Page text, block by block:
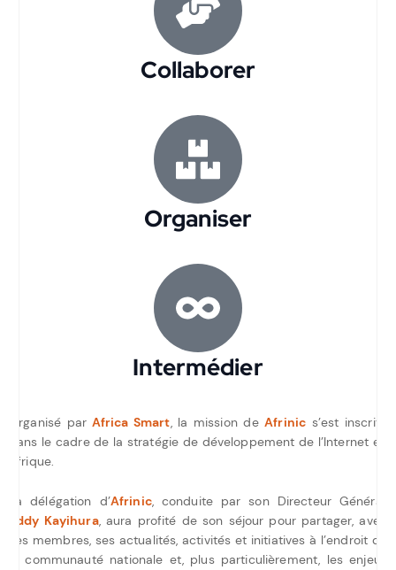
Collaborer
Organiser
Intermédier
Organisé par Africa Smart, la mission deAfrinic s’est inscrite
dans le cadre de la stratégie de développement de l’Internet en
Afrique.
La délégation d’Afrinic, conduite par son Directeur Général,
Eddy Kayihura, aura profité de son séjour pour partager, avec
ses membres, ses actualités, activités et initiatives à l’endroit de
la communauté nationale et, plus particulièrement, les enjeux